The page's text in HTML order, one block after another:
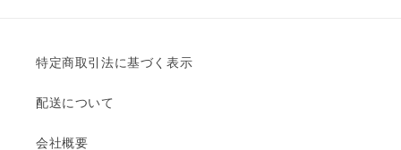
特定商取引法に基づく表示
配送について
会社概要